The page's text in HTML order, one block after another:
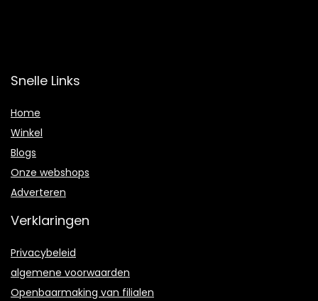
Snelle Links
Home
Winkel
Blogs
Onze webshops
Adverteren
Verklaringen
Privacybeleid
algemene voorwaarden
Openbaarmaking van filialen